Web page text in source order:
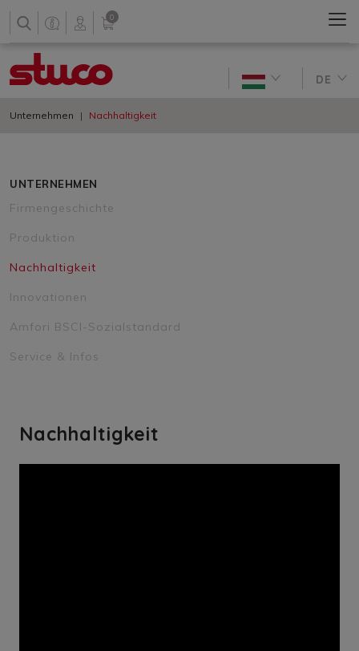
0
DE
Unternehmen Nachhaltigkeit
Nachhaltigkeit
UNTERNEHMEN
Firmengeschichte
Produktion
Nachhaltigkeit
Innovationen
Amfori BSCI-Sozialstandard
Service & Infos